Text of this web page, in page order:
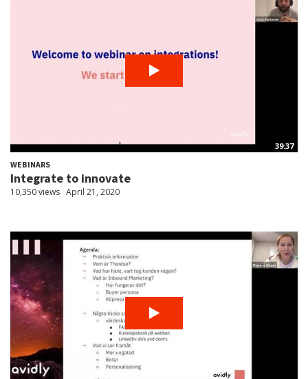
39:37
WEBINARS
Integrate to innovate
10,350 views April 21, 2020